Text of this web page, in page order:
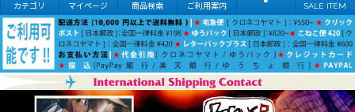
カテゴリ マイページ 商品検索 ご利用案内 SALE ITEM